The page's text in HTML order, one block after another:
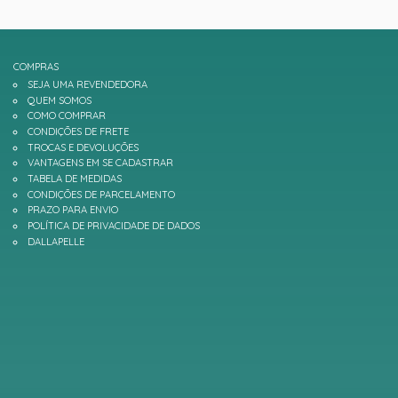
COMPRAS
SEJA UMA REVENDEDORA
QUEM SOMOS
COMO COMPRAR
CONDIÇÕES DE FRETE
TROCAS E DEVOLUÇÕES
VANTAGENS EM SE CADASTRAR
TABELA DE MEDIDAS
CONDIÇÕES DE PARCELAMENTO
PRAZO PARA ENVIO
POLÍTICA DE PRIVACIDADE DE DADOS
DALLAPELLE